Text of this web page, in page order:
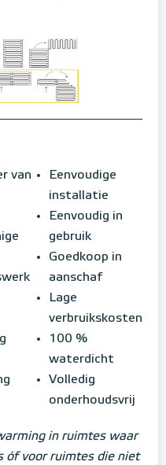
van
Eenvoudige
installatie
Eenvoudig in
gebruik
Goedkoop in
aanschaf
Lage
verbruikskosten
100 %
waterdicht
Volledig
onderhoudsvrij
in ruimtes waar
óf voor ruimtes die niet